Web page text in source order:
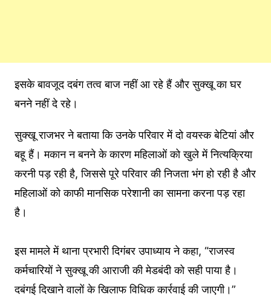
इसके बावजूद दबंग तत्व बाज नहीं आ रहे हैं और सुक्खू का घर
बनने नहीं दे रहे।
सुक्खू राजभर ने बताया कि उनके परिवार में दो वयस्क बेटियां और
बहू हैं। मकान न बनने के कारण महिलाओं को खुले में नित्यक्रिया
करनी पड़ रही है, जिससे पूरे परिवार की निजता भंग हो रही है और
महिलाओं को काफी मानसिक परेशानी का सामना करना पड़ रहा
है।
इस मामले में थाना प्रभारी दिगंबर उपाध्याय ने कहा, “राजस्व
कर्मचारियों ने सुक्खू की आराजी की मेडबंदी को सही पाया है।
दबंगई दिखाने वालों के खिलाफ विधिक कार्रवाई की जाएगी।”